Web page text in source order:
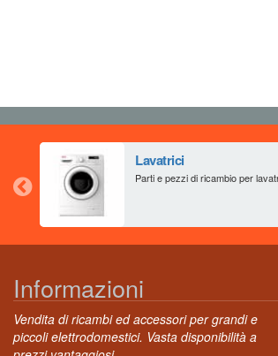
Lavatrici
Parti e pezzi di ricambio per
Informazioni
Vendita di ricambi ed accessori per grandi e
piccoli elettrodomestici. Vasta disponibilità a